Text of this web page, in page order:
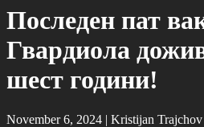
Последен пат
Гвардиола
шест години!
November 6, 2024 | Kristijan Trajchov